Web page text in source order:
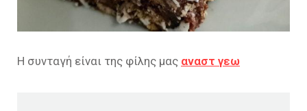
Η συνταγή είναι της φίλης μας αναστ γεω